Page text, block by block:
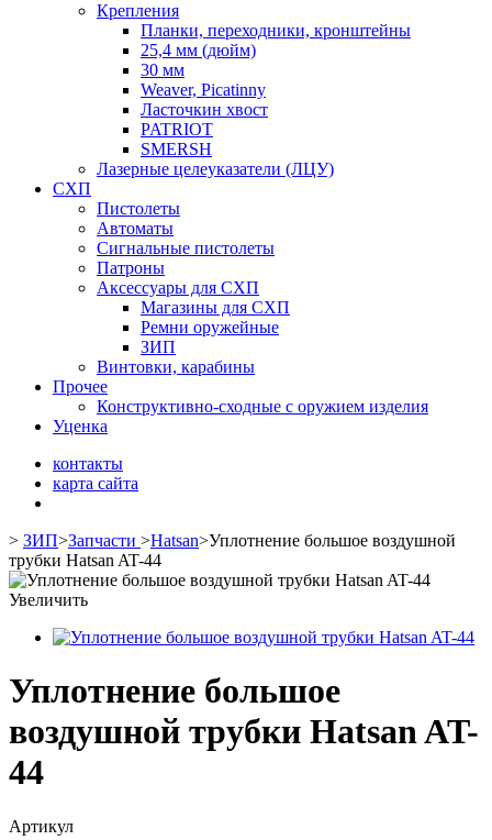
Крепления
Планки, переходники, кронштейны
25,4 мм (дюйм)
30 мм
Weaver, Picatinny
Ласточкин хвост
PATRIOT
SMERSH
Лазерные целеуказатели (ЛЦУ)
СХП
Пистолеты
Автоматы
Сигнальные пистолеты
Патроны
Аксессуары для СХП
Магазины для СХП
Ремни оружейные
ЗИП
Винтовки, карабины
Прочее
Конструктивно-сходные с оружием изделия
Уценка
контакты
карта сайта
> ЗИП>Запчасти >Hatsan>Уплотнение большое воздушной
трубки Hatsan AT-44
Увеличить
Уплотнение большое
воздушной трубки Hatsan AT-
44
Артикул